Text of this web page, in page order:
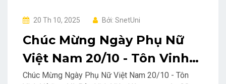
20 Th 10, 2025 Bởi: SnetUni
Chúc Mừng Ngày Phụ Nữ
Việt Nam 20/10 - Tôn Vinh
Vẻ Đẹp Và Bản Lĩnh Việt
Chúc Mừng Ngày Phụ Nữ Việt Nam 20/10 - Tôn